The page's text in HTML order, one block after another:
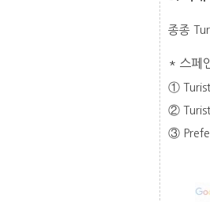
종종
* 스페
①
②
③